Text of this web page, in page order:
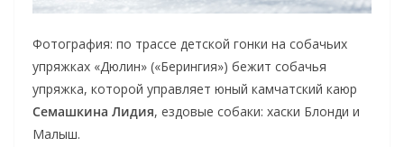
Фотография: по трассе детской гонки на собачьих
упряжках «Дюлин» («Берингия») бежит собачья
упряжка, которой управляет юный камчатский каюр
Семашкина Лидия, ездовые собаки: хаски Блонди и
Малыш.